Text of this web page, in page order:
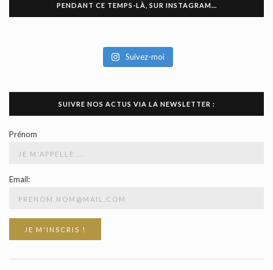
PENDANT CE TEMPS-LÀ, SUR INSTAGRAM…
Suivez-moi
SUIVRE NOS ACTUS VIA LA NEWSLETTER :
Prénom
Email: